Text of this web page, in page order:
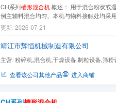
CH系列槽形混合机
例主辅料混合均匀。本机与物料接触处均采
与桶身 间隙小，混合无死角，搅料轴两端设
物料外泻，广泛用于制药、化工、食品等行
更新: 2026-07-21
靖江市辉恒机械制造有限公司
主营:粉碎机,混合机,干燥设备,制粒设备,筛粉
查看该公司其他产品
进入商铺